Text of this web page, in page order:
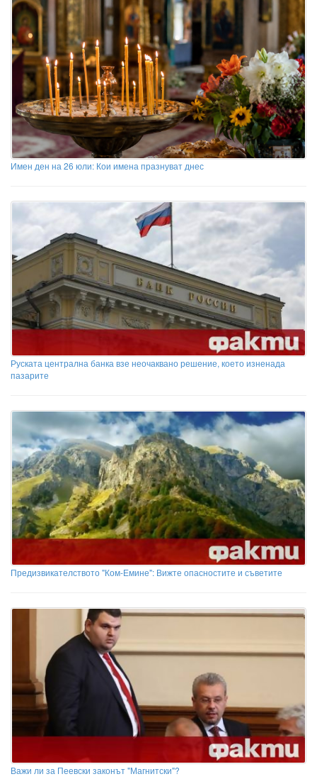
Имен ден на 26 юли: Кои имена празнуват днес
Руската централна банка взе неочаквано решение, което изненада
пазарите
Предизвикателството "Ком-Емине": Вижте опасностите и съветите
Важи ли за Пеевски законът "Магнитски"?